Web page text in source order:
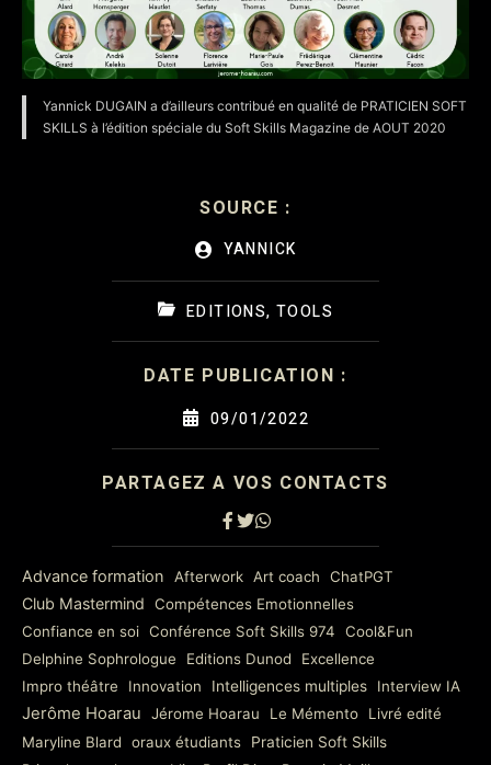
SOURCE :
YANNICK
EDITIONS, TOOLS
DATE PUBLICATION :
09/01/2022
PARTAGEZ A VOS CONTACTS
Advance formation Afterwork Art coach ChatPGT
Club Mastermind
Compétences Emotionnelles
Confiance en soi Conférence Soft Skills 974
Cool&Fun
Delphine Sophrologue
Editions Dunod
Excellence
Impro théâtre
Innovation Intelligences multiples Interview IA
Jerôme Hoarau Jérome Hoarau Le Mémento
Livré edité
Maryline Blard
oraux étudiants
Praticien Soft Skills
Yannick DUGAIN a d’ailleurs contribué en qualité de PRATICIEN SOFT
SKILLS à l’édition spéciale du Soft Skills Magazine de AOUT 2020